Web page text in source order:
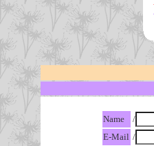
Name
/
E-Mail /